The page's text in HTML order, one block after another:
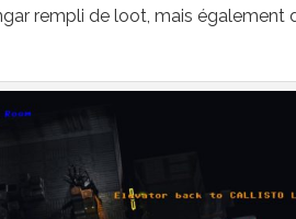
rempli de loot, mais également